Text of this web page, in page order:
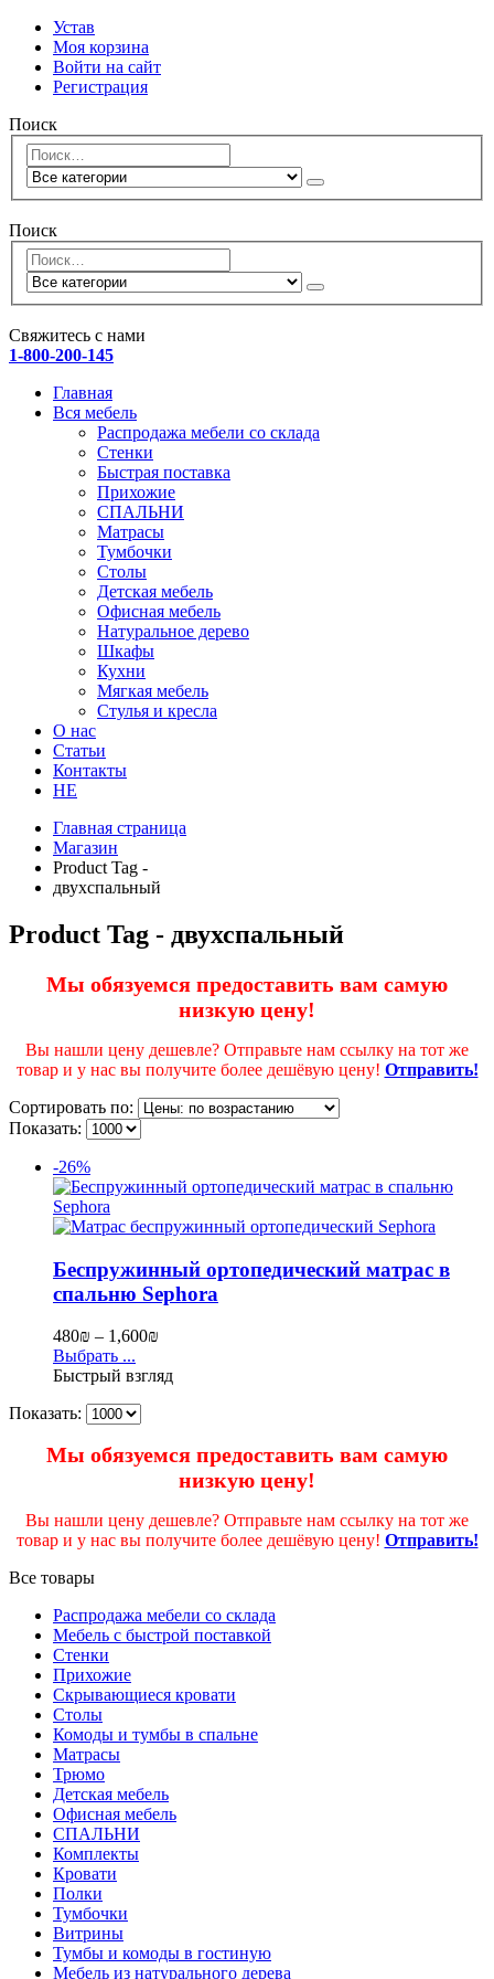
Устав
Моя корзина
Войти на сайт
Регистрация
Поиск
Поиск
Свяжитесь с нами
1-800-200-145
Главная
Вся мебель
Распродажа мебели со склада
Стенки
Быстрая поставка
Прихожие
СПАЛЬНИ
Матрасы
Тумбочки
Столы
Детская мебель
Офисная мебель
Натуральное дерево
Шкафы
Кухни
Мягкая мебель
Стулья и кресла
О нас
Статьи
Контакты
HE
Главная страница
Магазин
Product Tag -
двухспальный
Product Tag - двухспальный
Мы обязуемся предоставить вам самую
низкую цену!
Вы нашли цену дешевле? Отправьте нам ссылку на тот же
товар и у нас вы получите более дешёвую цену! Отправить!
Сортировать по:
Показать:
-26%
Беспружинный ортопедический матрас в
спальню Sephora
480₪ – 1,600₪
Выбрать ...
Быстрый взгляд
Показать:
Мы обязуемся предоставить вам самую
низкую цену!
Вы нашли цену дешевле? Отправьте нам ссылку на тот же
товар и у нас вы получите более дешёвую цену! Отправить!
Все товары
Распродажа мебели со склада
Мебель с быстрой поставкой
Стенки
Прихожие
Скрывающиеся кровати
Столы
Комоды и тумбы в спальне
Матрасы
Трюмо
Детская мебель
Офисная мебель
СПАЛЬНИ
Комплекты
Кровати
Полки
Тумбочки
Витрины
Тумбы и комоды в гостиную
Мебель из натурального дерева